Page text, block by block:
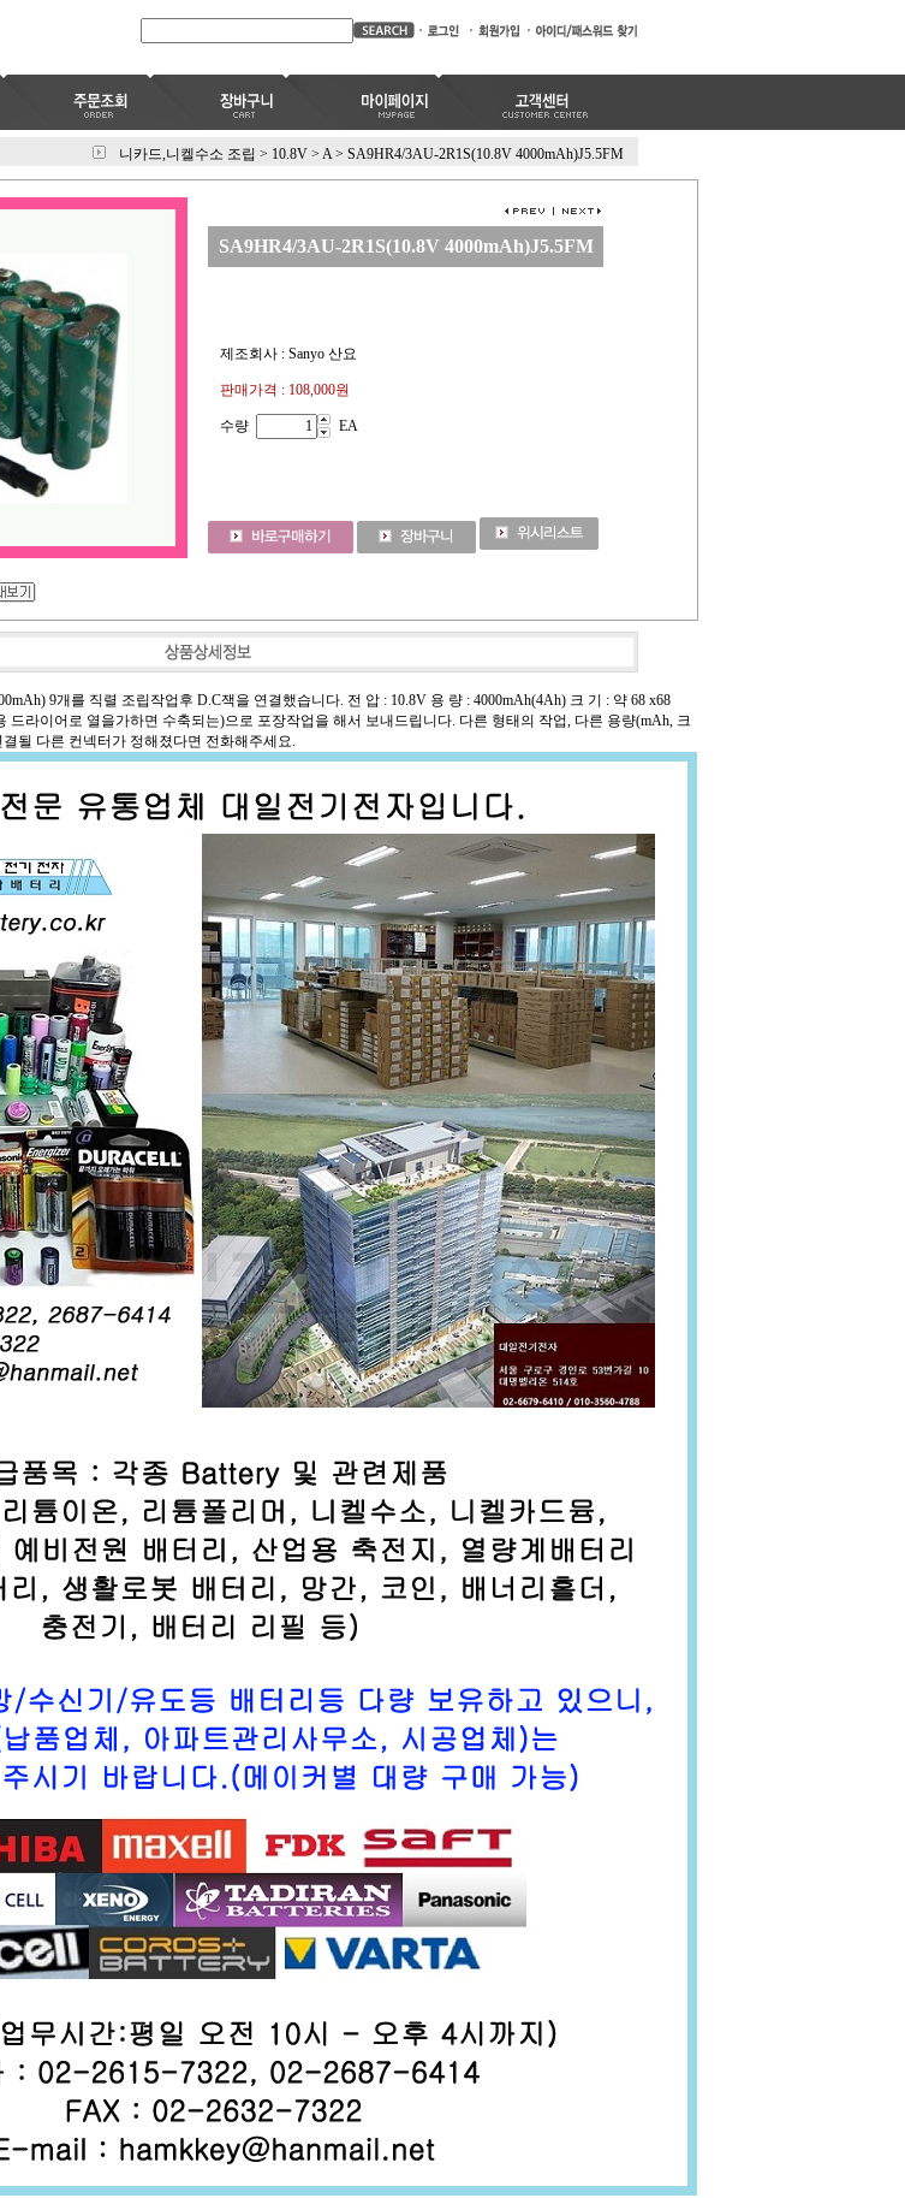
니카드,니켈수소 조립 > 10.8V > A > SA9HR4/3AU-2R1S(10.8V 4000mAh)J5.5FM
SA9HR4/3AU-2R1S(10.8V 4000mAh)J5.5FM
제조회사 : Sanyo 산요
판매가격 : 108,000원
수량 EA
9개를 직렬 조립작업후 D.C잭을 연결했습니다. 전 압 : 10.8V 용 량 : 4000mAh(4Ah) 크 기 : 약 68 x68
드라이어로 열을가하면 수축되는)으로 포장작업을 해서 보내드립니다. 다른 형태의 작업, 다른 용량(mAh, 크
될 다른 컨넥터가 정해졌다면 전화해주세요.